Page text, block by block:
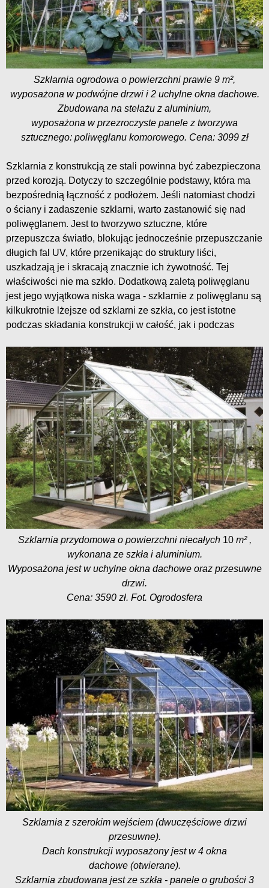
Szklarnia ogrodowa o powierzchni prawie 9 m²,
wyposażona w podwójne drzwi i 2 uchylne okna dachowe.
Zbudowana na stelażu z aluminium,
wyposażona w przezroczyste panele z tworzywa
sztucznego: poliwęglanu komorowego. Cena: 3099 zł
Szklarnia z konstrukcją ze stali powinna być zabezpieczona
przed korozją. Dotyczy to szczególnie podstawy, która ma
bezpośrednią łączność z podłożem. Jeśli natomiast chodzi
o ściany i zadaszenie szklarni, warto zastanowić się nad
poliwęglanem. Jest to tworzywo sztuczne, które
przepuszcza światło, blokując jednocześnie przepuszczanie
długich fal UV, które przenikając do struktury liści,
uszkadzają je i skracają znacznie ich żywotność. Tej
właściwości nie ma szkło. Dodatkową zaletą poliwęglanu
jest jego wyjątkowa niska waga - szklarnie z poliwęglanu są
kilkukrotnie lżejsze od szklarni ze szkła, co jest istotne
podczas składania konstrukcji w całość, jak i podczas
Szklarnia przydomowa o powierzchni niecałych10 m² ,
wykonana ze szkła i aluminium.
Wyposażona jest w uchylne okna dachowe oraz przesuwne
drzwi.
Cena: 3590 zł. Fot. Ogrodosfera
Szklarnia z szerokim wejściem (dwuczęściowe drzwi
przesuwne).
Dach konstrukcji wyposażony jest w 4 okna
dachowe (otwierane).
Szklarnia zbudowana jest ze szkła - panele o grubości 3